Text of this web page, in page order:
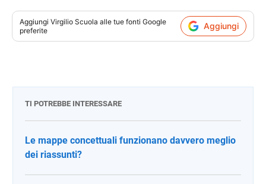
Aggiungi Virgilio Scuola alle tue fonti Google
preferite
Aggiungi
TI POTREBBE INTERESSARE
Le mappe concettuali funzionano davvero meglio
dei riassunti?